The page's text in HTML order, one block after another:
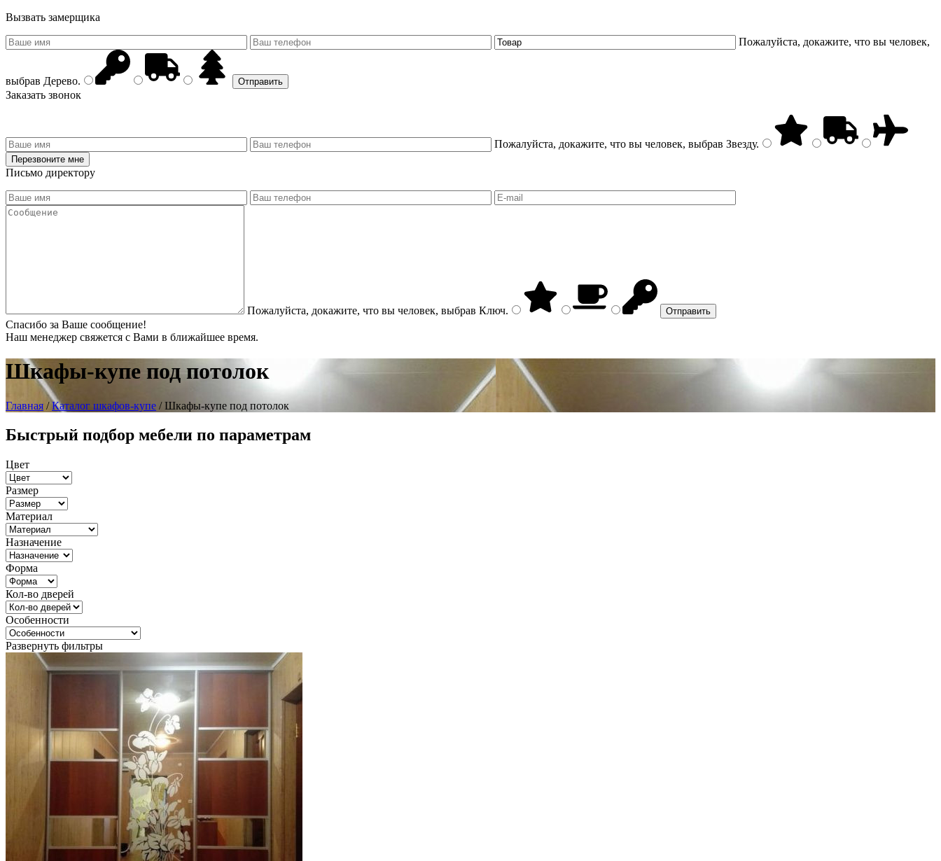
Вызвать замерщика
Пожалуйста, докажите, что вы человек,
выбрав Дерево.
Заказать звонок
Пожалуйста, докажите, что вы человек, выбрав Звезду.
Письмо директору
Пожалуйста, докажите, что вы человек, выбрав Ключ.
Спасибо за Ваше сообщение!
Наш менеджер свяжется с Вами в ближайшее время.
Шкафы-купе под потолок
Главная /Каталог шкафов-купе / Шкафы-купе под потолок
Быстрый подбор мебели по параметрам
Цвет
Размер
Материал
Назначение
Форма
Кол-во дверей
Особенности
Развернуть фильтры